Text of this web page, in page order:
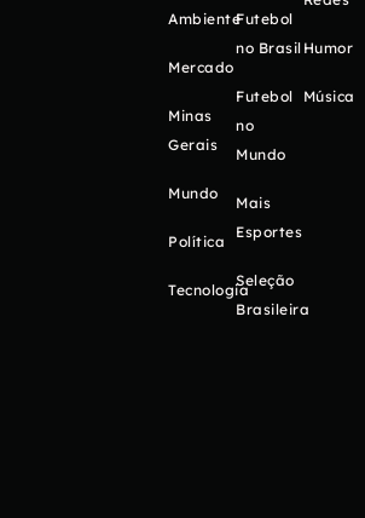
Ambiente
Mercado
Minas
Gerais
Mundo
Política
Tecnologia
Futebol
no Brasil
Futebol
no
Mundo
Mais
Esportes
Seleção
Brasileira
Humor
Música